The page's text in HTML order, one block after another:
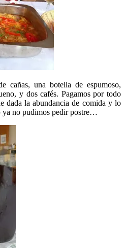
cañas, una botella de espumoso,
y dos cafés. Pagamos por todo
dada la abundancia de comida y lo
ya no pudimos pedir postre…